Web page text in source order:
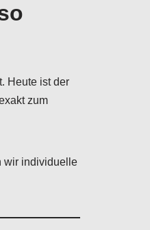
Heute ist der
zum
wir individuelle